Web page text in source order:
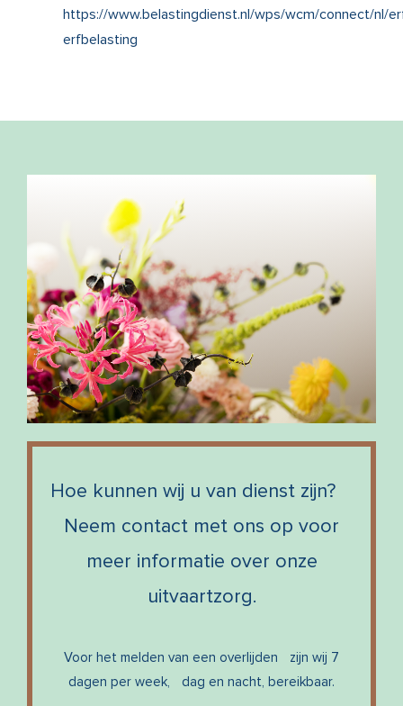
https://www.belastingdienst.nl/wps/wcm/connect/nl/
erfbelasting
Hoe kunnen wij u van dienst zijn?
Neem contact met ons op voor
meer informatie over onze
uitvaartzorg.
Voor het melden van een overlijden zijn wij 7
dagen per week, dag en nacht, bereikbaar.